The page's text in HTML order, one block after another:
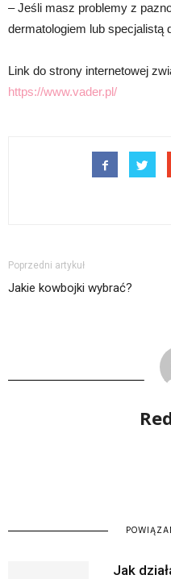
– Jeśli masz problemy z
dermatologiem lub specjalistą
Link do strony internetowej
https://www.vader.pl/
Poprzedni artykuł
Jakie kowbojki wybrać?
Jak